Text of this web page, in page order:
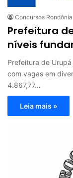
Concursos Rondônia
Prefeitura
níveis
Prefeitura de
com vagas em
4.867,77…
Leia mais »